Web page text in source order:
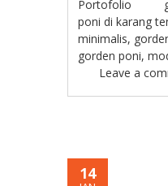
Portofolio
poni di karang
minimalis,
gorden poni,
Leave a
14